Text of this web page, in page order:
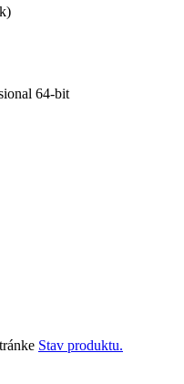
64-bit
Stav produktu.